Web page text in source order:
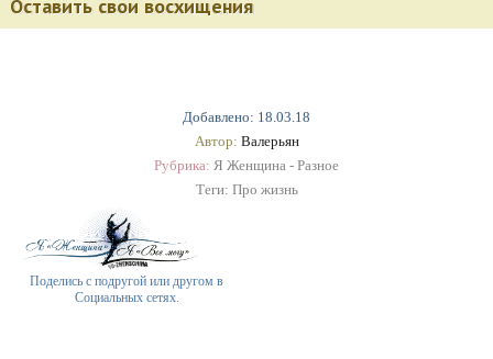
Добавлено: 18.03.18
Автор: Валерьян
Рубрика: Я Женщина - Разное
Теги: Про жизнь
Поделись с подругой или другом в
Социальных сетях.
Оставить свои восхищения